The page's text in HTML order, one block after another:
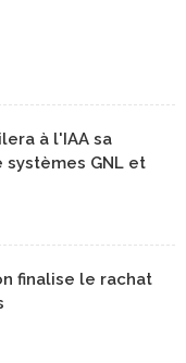
à l'IAA sa
GNL et
finalise le rachat